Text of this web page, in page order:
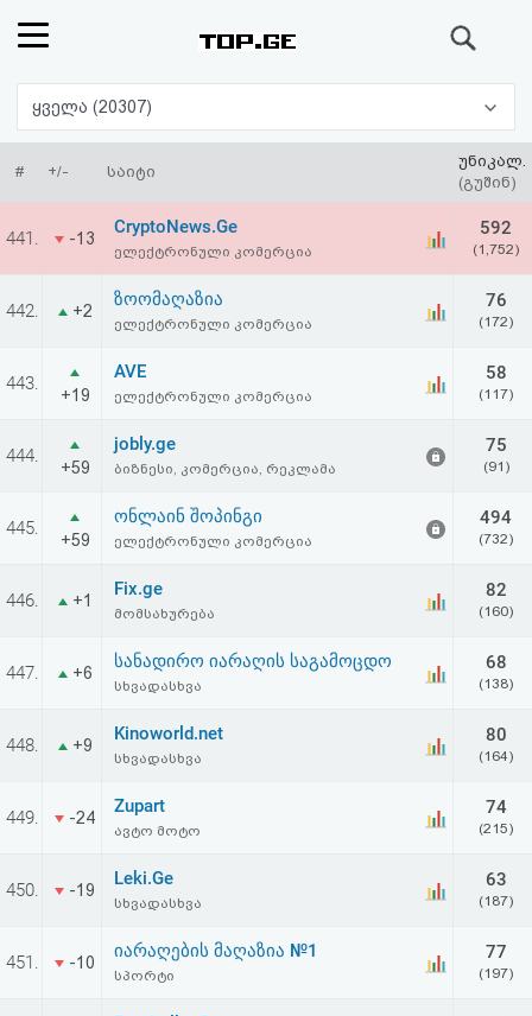
რეიტინგი
(მთავარი)
კითხვა-
პასუხი
ავტორიზაცია
რეგისტრაცია
პაროლის
აღდგენა
HTML
შეთანხმება
უარყოფა
ყველა (20307)
# +/- საიტი
უნიკალ.
(გუშინ)
441. -13
CryptoNews.Ge
ელექტრონული კომერცია
592
(1,752)
442. +2
ზოომაღაზია
ელექტრონული კომერცია
76
(172)
443.
+19
AVE
ელექტრონული კომერცია
58
(117)
444.
+59
jobly.ge
ბიზნესი, კომერცია, რეკლამა
75
(91)
445.
+59
ონლაინ შოპინგი
ელექტრონული კომერცია
494
(732)
446. +1
Fix.ge
მომსახურება
82
(160)
447. +6
სანადირო იარაღის საგამოცდო
სხვადასხვა
68
(138)
448. +9
Kinoworld.net
სხვადასხვა
80
(164)
449. -24
Zupart
ავტო მოტო
74
(215)
450. -19
Leki.Ge
სხვადასხვა
63
(187)
451. -10
იარაღების მაღაზია №1
სპორტი
77
(197)